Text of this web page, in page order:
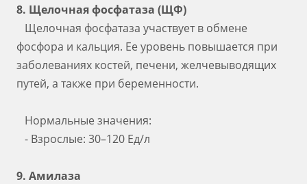
8. Щелочная фосфатаза (ЩФ)
Щелочная фосфатаза участвует в обмене
фосфора и кальция. Ее уровень повышается при
заболеваниях костей, печени, желчевыводящих
путей, а также при беременности.
Нормальные значения:
- Взрослые: 30–120 Ед/л
9. Амилаза